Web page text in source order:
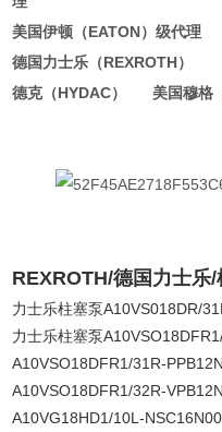
美国伊顿（EATON）级代
德国力士乐（REXROTH
德克（HYDAC） 美国穆格（
REXROTH/德国力士乐
力士乐柱塞泵A10VS018DR/
力士乐柱塞泵
A10VSO18DFR1/31R-
A10VSO18DFR1/32R-
A10VG18HD1/10L-